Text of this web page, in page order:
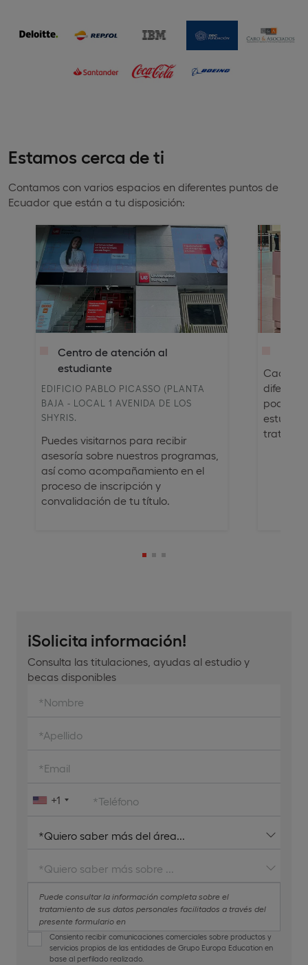
Estamos cerca de ti
Contamos con varios espacios en diferentes puntos de
Ecuador que están a tu disposición:
Centro de atención al
estudiante
EDIFICIO PABLO PICASSO (PLANTA
BAJA - LOCAL 1 AVENIDA DE LOS
SHYRIS.
Puedes visitarnos para recibir
asesoría sobre nuestros programas,
así como acompañamiento en el
proceso de inscripción y
convalidación de tu título.
Cada
poder
trato
¡Solicita información!
Consulta las titulaciones, ayudas al estudio y
becas disponibles
*Nombre
*Apellido
*Email
*Teléfono
+1
Puede consultar la información completa sobre el
tratamiento de sus datos personales facilitados a través del
presente formulario en
https://universidadeuropea.com/politica-privacidad/,
https://www.iade.es/politica-de-privacidad/o
https://www.universidaduddi.com/politica-privacidad/
Consiento recibir comunicaciones comerciales sobre productos y
servicios propios de las entidades de Grupo Europa Education en
base al perfilado realizado.